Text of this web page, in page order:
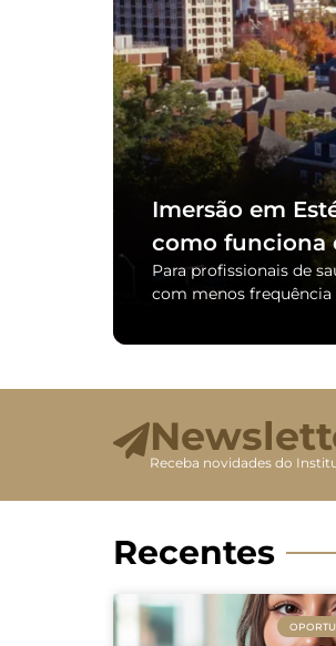
Imersão em
como funciona
Para profissionais de
com menos frequência
Receba novidades do
Recentes